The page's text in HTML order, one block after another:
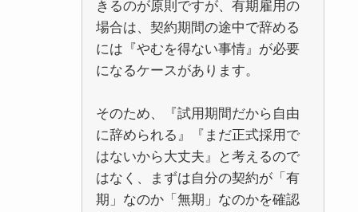
きるのが原則ですが、有期雇用の
場合は、契約期間の途中で辞める
には『やむを得ない事情』が必要
になるケースがあります。
そのため、『試用期間だから自由
に辞められる』『まだ正式採用で
はないから大丈夫』と考えるので
はなく、まずは自分の契約が「有
期」なのか「無期」なのかを確認